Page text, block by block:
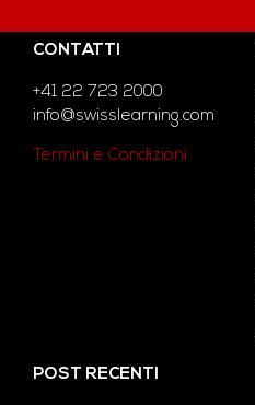
CONTATTI
+41 22 723 2000
info@swisslearning.com
Termini e Condizioni
POST RECENTI